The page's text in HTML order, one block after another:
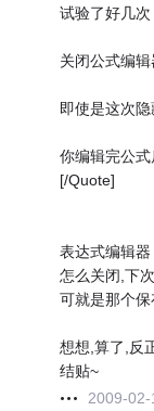
试验了好几次
关闭公式编
即使是这次隐
你编辑完公
[/Quote]
表达式编辑
怎么关闭,下
可就是那个
想想,算了,反
结贴~
2009-02-